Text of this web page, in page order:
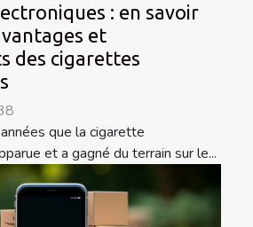
: en savoir
et
des cigarettes
que la cigarette
et a gagné du terrain sur le...